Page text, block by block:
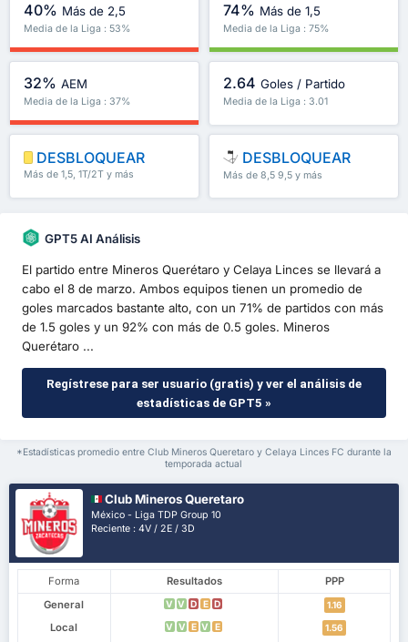
40% Más de 2,5
Media de la Liga : 53%
74% Más de 1,5
Media de la Liga : 75%
32% AEM
Media de la Liga : 37%
2.64 Goles / Partido
Media de la Liga : 3.01
DESBLOQUEAR
Más de 1,5, 1T/2T y más
DESBLOQUEAR
Más de 8,5 9,5 y más
GPT5 AI Análisis
El partido entre Mineros Querétaro y Celaya Linces se llevará a
cabo el 8 de marzo. Ambos equipos tienen un promedio de
goles marcados bastante alto, con un 71% de partidos con más
de 1.5 goles y un 92% con más de 0.5 goles. Mineros
Querétaro ...
Regístrese para ser usuario (gratis) y ver el análisis de
estadísticas de GPT5 »
*Estadísticas promedio entre Club Mineros Queretaro y Celaya Linces FC durante la
temporada actual
Club Mineros Queretaro
México - Liga TDP Group 10
Reciente : 4V / 2E / 3D
Forma Resultados
PPP
General
V V D E D 1.16
Local V V E V E 1.56